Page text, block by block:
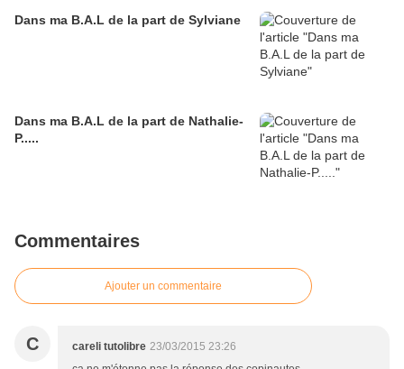
Dans ma B.A.L de la part de Sylviane
Dans ma B.A.L de la part de Nathalie-
P.....
Commentaires
Ajouter un commentaire
C careli tutolibre 23/03/2015 23:26